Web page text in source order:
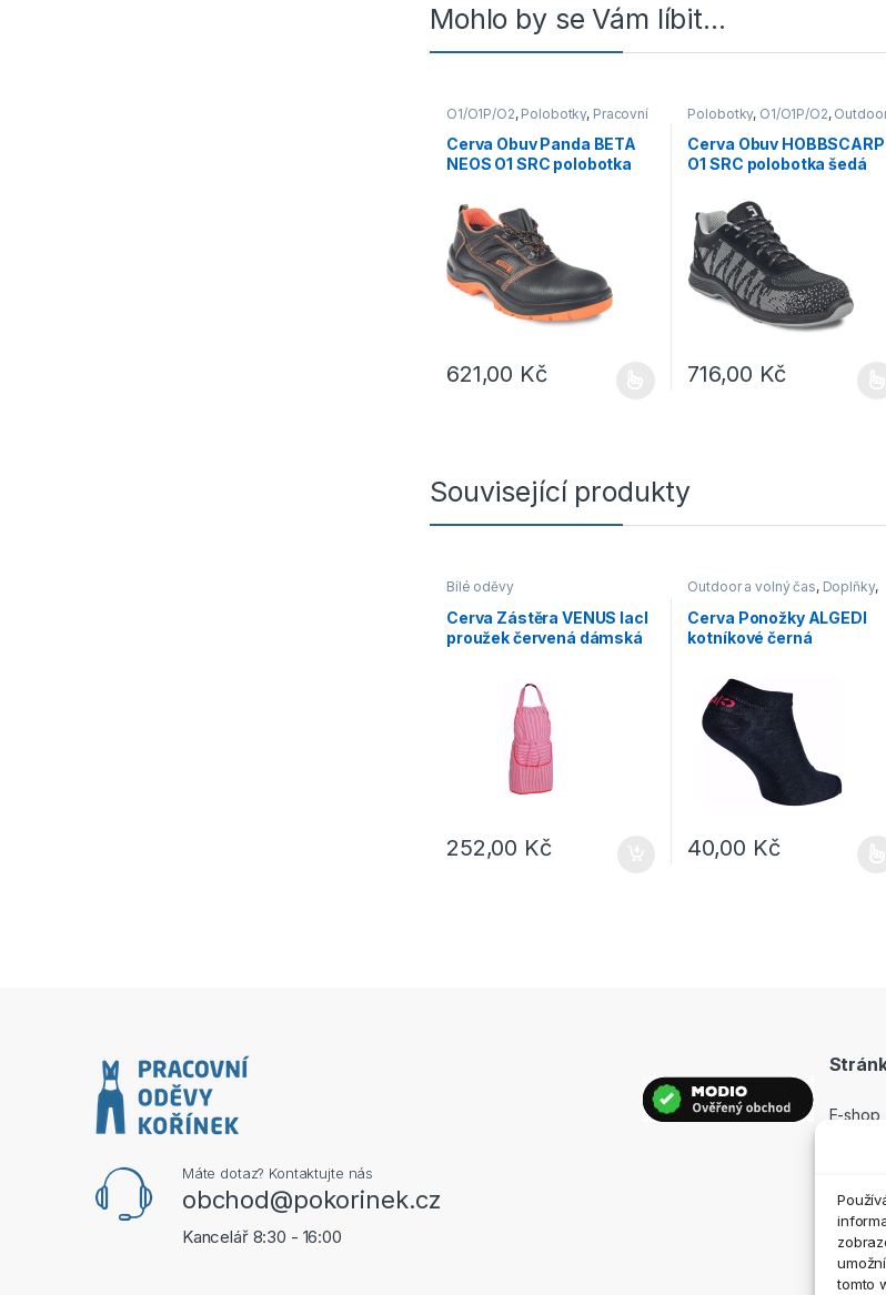
tomto
Mohlo by se Vám líbit…
O1/O1P/O2, Polobotky, Pracovní
Cerva Obuv Panda BETA
NEOS O1 SRC polobotka
621,00 Kč
Polobotky, O1/O1P/O2,
a volný čas
Vycházková
Cerva Obuv HOBBSCARP
O1 SRC polobotka šedá
716,00 Kč
Související produkty
Bílé oděvy
Cerva Zástěra VENUS lacl
proužek červená dámská
252,00 Kč
Outdoor a volný čas, Doplňky,
Cerva Ponožky ALGEDI
kotníkové černá
40,00 Kč
Tento produkt má více
Máte dotaz? Kontaktujte nás
obchod@pokorinek.cz
Kancelář 8:30 - 16:00
E-shop
Kontakt